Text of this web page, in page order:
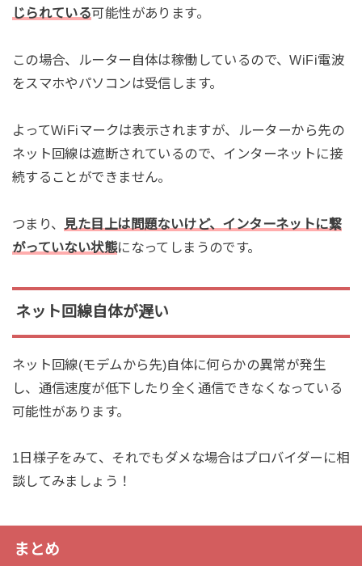
じられている可能性があります。
この場合、ルーター自体は稼働しているので、WiFi電波
をスマホやパソコンは受信します。
よってWiFiマークは表示されますが、ルーターから先の
ネット回線は遮断されているので、インターネットに接
続することができません。
つまり、
見た目上は問題ないけど、インターネットに繋
がっていない状態になってしまうのです。
ネット回線自体が遅い
ネット回線(モデムから先)自体に何らかの異常が発生
し、通信速度が低下したり全く通信できなくなっている
可能性があります。
1日様子をみて、それでもダメな場合はプロバイダーに相
談してみましょう！
まとめ